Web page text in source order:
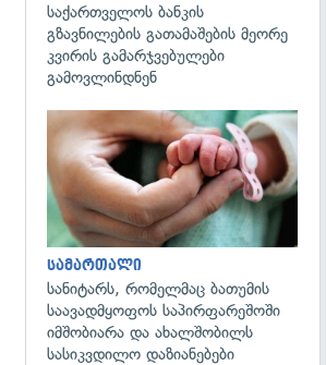
საქართველოს ბანკის
გზავნილების გათამაშების მეორე
კვირის გამარჯვებულები
გამოვლინდნენ
სამართალი
სანიტარს, რომელმაც ბათუმის
საავადმყოფოს საპირფარეშოში
იმშობიარა და ახალშობილს
სასიკვდილო დაზიანებები